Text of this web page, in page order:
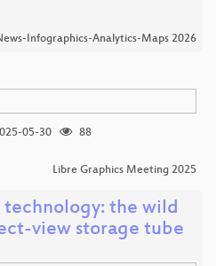
Infographics-Analytics-Maps 2026
05-30
88
Libre Graphics Meeting 2025
the wild
view storage tube